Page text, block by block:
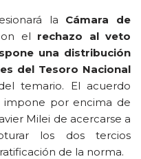
la Cámara de
el rechazo al veto
una distribución
del Tesoro Nacional
temario. El acuerdo
impone por encima de
Milei de acercarse a
los dos tercios
de la norma.